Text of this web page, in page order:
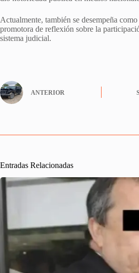
Actualmente, también se desempeña
promotora de reflexión sobre la
sistema judicial.
ANTERIOR
Entradas Relacionadas